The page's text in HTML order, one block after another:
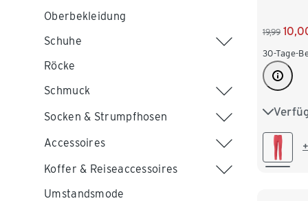
Oberbekleidung
Schuhe
Röcke
Schmuck
Socken & Strumpfhosen
Accessoires
Koffer & Reiseaccessoires
Umstandsmode
19,99
30-Tage-
36
44